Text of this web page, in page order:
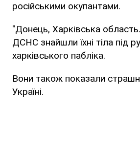
російськими окупантами.
"Донець, Харківська
ДСНС знайшли їхні тіла під
харківського пабліка.
Вони також показали
Україні.